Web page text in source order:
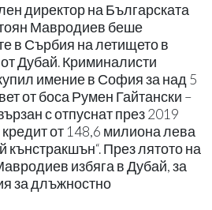
директор на Българската
Мавродиев беше
в Сърбия на летището в
Дубай. Криминалисти
имение в София за над 5
от боса Румен Гайтански –
с отпуснат през 2019
от 148,6 милиона лева
кънстракшън“. През лятото на
избяга в Дубай, за
за длъжностно